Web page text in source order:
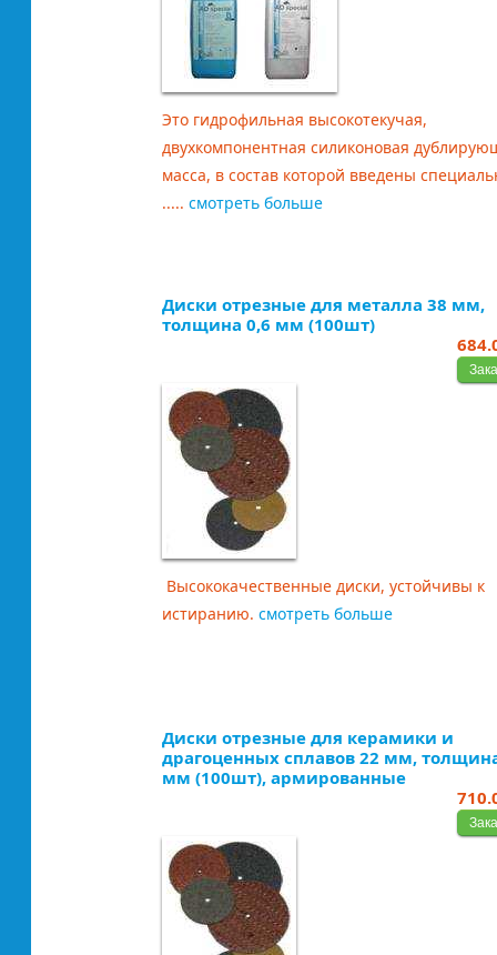
Это гидрофильная высокотекучая,
двухкомпонентная силиконовая
масса, в состав которой введены
..... смотреть больше
Диски отрезные для металла 38 мм,
толщина 0,6 мм (100шт)
Высококачественные диски, устойчивы к
истиранию. смотреть больше
Диски отрезные для керамики и
драгоценных сплавов 22 мм,
мм (100шт), армированные